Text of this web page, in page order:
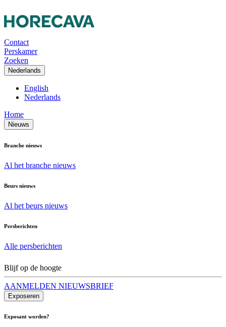
Contact
Perskamer
Zoeken
Nederlands
English
Nederlands
Home
Nieuws
Branche nieuws
Al het branche nieuws
Beurs nieuws
Al het beurs nieuws
Persberichten
Alle persberichten
Blijf op de hoogte
AANMELDEN NIEUWSBRIEF
Exposeren
Exposant worden?